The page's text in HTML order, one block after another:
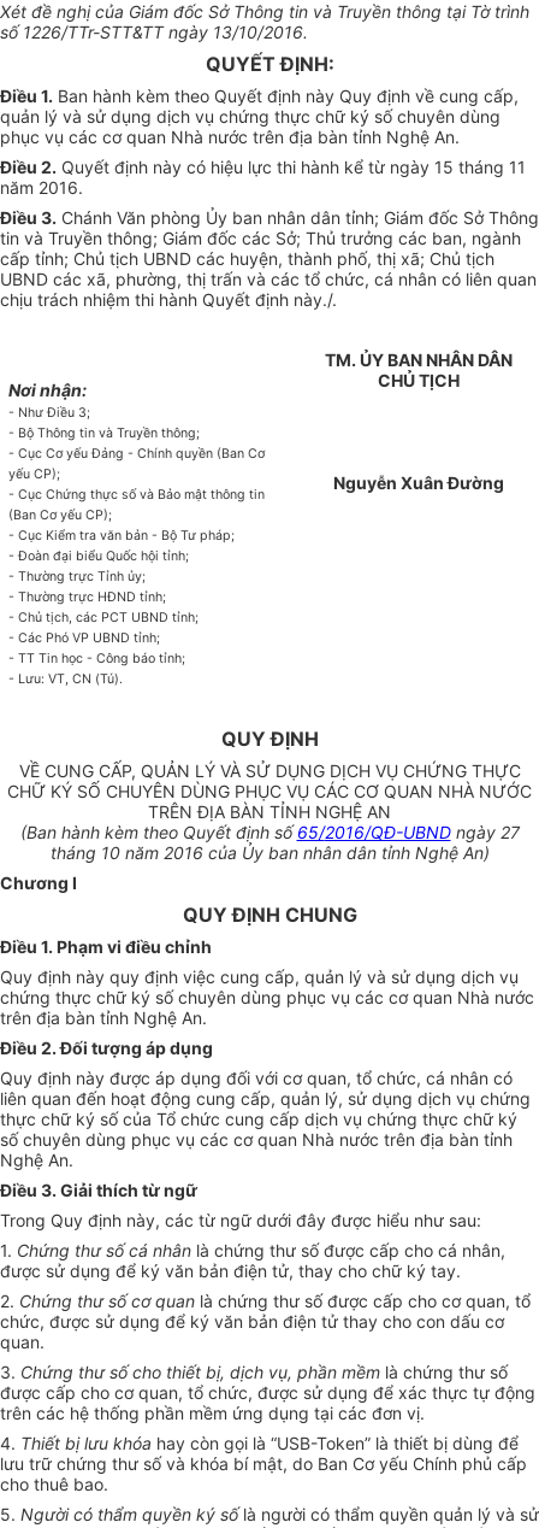
Xét đề nghị của Giám đốc Sở Thông tin và Truyền thông tại Tờ trình
số 1226/TTr-STT&TT ngày 13/10/2016.
QUYẾT ĐỊNH:
Điều 1. Ban hành kèm theo Quyết định này Quy định về cung cấp,
quản lý và sử dụng dịch vụ chứng thực chữ ký số chuyên dùng
phục vụ các cơ quan Nhà nước trên địa bàn tỉnh Nghệ An.
Điều 2. Quyết định này có hiệu lực thi hành kể từ ngày 15 tháng 11
năm 2016.
Điều 3. Chánh Văn phòng Ủy ban nhân dân tỉnh; Giám đốc Sở Thông
tin và Truyền thông; Giám đốc các Sở; Thủ trưởng các ban, ngành
cấp tỉnh; Chủ tịch UBND các huyện, thành phố, thị xã; Chủ tịch
UBND các xã, phường, thị trấn và các tổ chức, cá nhân có liên quan
chịu trách nhiệm thi hành Quyết định này./.
Nơi nhận:
- Như Điều 3;
- Bộ Thông tin và Truyền thông;
- Cục Cơ yếu Đảng - Chính quyền (Ban Cơ
yếu CP);
- Cục Chứng thực số và Bảo mật thông tin
(Ban Cơ yếu CP);
- Cục Kiểm tra văn bản - Bộ Tư pháp;
- Đoàn đại biểu Quốc hội tỉnh;
- Thường trực Tỉnh ủy;
- Thường trực HĐND tỉnh;
- Chủ tịch, các PCT UBND tỉnh;
- Các Phó VP UBND tỉnh;
- TT Tin học - Công báo tỉnh;
- Lưu: VT, CN (Tú).
TM. ỦY BAN NHÂN DÂN
CHỦ TỊCH
Nguyễn Xuân Đường
QUY ĐỊNH
VỀ CUNG CẤP, QUẢN LÝ VÀ SỬ DỤNG DỊCH VỤ CHỨNG THỰC
CHỮ KÝ SỐ CHUYÊN DÙNG PHỤC VỤ CÁC CƠ QUAN NHÀ NƯỚC
TRÊN ĐỊA BÀN TỈNH NGHỆ AN
(Ban hành kèm theo Quyết định số65/2016/QĐ-UBNDngày 27
tháng 10 năm 2016 của Ủy ban nhân dân tỉnh Nghệ An)
Chương I
QUY ĐỊNH CHUNG
Điều 1. Phạm vi điều chỉnh
Quy định này quy định việc cung cấp, quản lý và sử dụng dịch vụ
chứng thực chữ ký số chuyên dùng phục vụ các cơ quan Nhà nước
trên địa bàn tỉnh Nghệ An.
Điều 2. Đối tượng áp dụng
Quy định này được áp dụng đối với cơ quan, tổ chức, cá nhân có
liên quan đến hoạt động cung cấp, quản lý, sử dụng dịch vụ chứng
thực chữ ký số của Tổ chức cung cấp dịch vụ chứng thực chữ ký
số chuyên dùng phục vụ các cơ quan Nhà nước trên địa bàn tỉnh
Nghệ An.
Điều 3. Giải thích từ ngữ
Trong Quy định này, các từ ngữ dưới đây được hiểu như sau:
1. Chứng thư số cá nhân là chứng thư số được cấp cho cá nhân,
được sử dụng để ký văn bản điện tử, thay cho chữ ký tay.
2. Chứng thư số cơ quan là chứng thư số được cấp cho cơ quan, tổ
chức, được sử dụng để ký văn bản điện tử thay cho con dấu cơ
quan.
3. Chứng thư số cho thiết bị, dịch vụ, phần mềm là chứng thư số
được cấp cho cơ quan, tổ chức, được sử dụng để xác thực tự động
trên các hệ thống phần mềm ứng dụng tại các đơn vị.
4. Thiết bị lưu khóa hay còn gọi là “USB-Token” là thiết bị dùng để
lưu trữ chứng thư số và khóa bí mật, do Ban Cơ yếu Chính phủ cấp
cho thuê bao.
5. Người có thẩm quyền ký sốlà người có thẩm quyền quản lý và sử